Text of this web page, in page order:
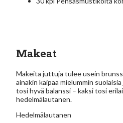
Makeat
Makeita juttuja tulee usein
ainakin kaipaa mielummin
tosi hyvä balanssi – kaksi tosi
hedelmälautanen.
Hedelmälautanen